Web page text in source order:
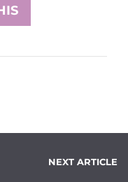
NEXT ARTICLE